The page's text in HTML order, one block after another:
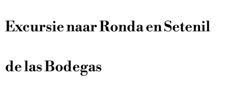
Excursie naar Ronda en Setenil
de las Bodegas